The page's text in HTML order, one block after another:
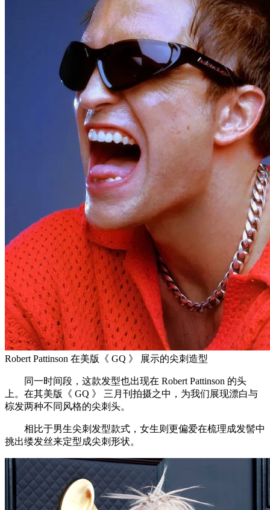
Robert Pattinson 在美版《 GQ 》 展示的尖刺造型
同一时间段，这款发型也出现在 Robert Pattinson 的头
上。在其美版《 GQ 》 三月刊拍摄之中，为我们展现漂白与
棕发两种不同风格的尖刺头。
相比于男生尖刺发型款式，女生则更偏爱在梳理成发髻中
挑出缕发丝来定型成尖刺形状。